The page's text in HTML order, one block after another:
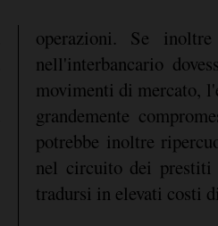
operazioni. Se
nell'interbancario
movimenti di mercato,
grandemente
tradursi in elevati costi